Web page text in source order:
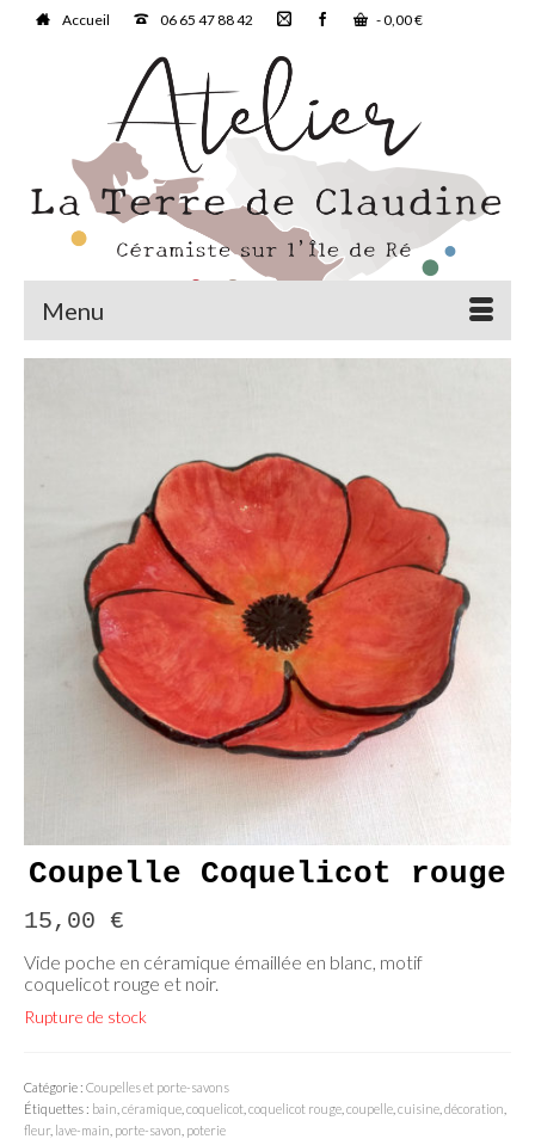
Accueil 06 65 47 88 42 -0,00€
Menu
Coupelle Coquelicot rouge
15,00 €
Vide poche en céramique émaillée en blanc, motif
coquelicot rouge et noir.
Rupture de stock
Catégorie : Coupelles et porte-savons
Étiquettes : bain céramique coquelicot coquelicot rouge coupelle cuisine décoration
fleur, lave-main porte-savon poterie